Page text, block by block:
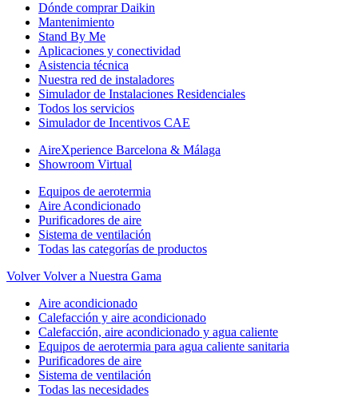
Dónde comprar Daikin
Mantenimiento
Stand By Me
Aplicaciones y conectividad
Asistencia técnica
Nuestra red de instaladores
Simulador de Instalaciones Residenciales
Todos los servicios
Simulador de Incentivos CAE
AireXperience Barcelona & Málaga
Showroom Virtual
Equipos de aerotermia
Aire Acondicionado
Purificadores de aire
Sistema de ventilación
Todas las categorías de productos
Volver Volver a Nuestra Gama
Aire acondicionado
Calefacción y aire acondicionado
Calefacción, aire acondicionado y agua caliente
Equipos de aerotermia para agua caliente sanitaria
Purificadores de aire
Sistema de ventilación
Todas las necesidades